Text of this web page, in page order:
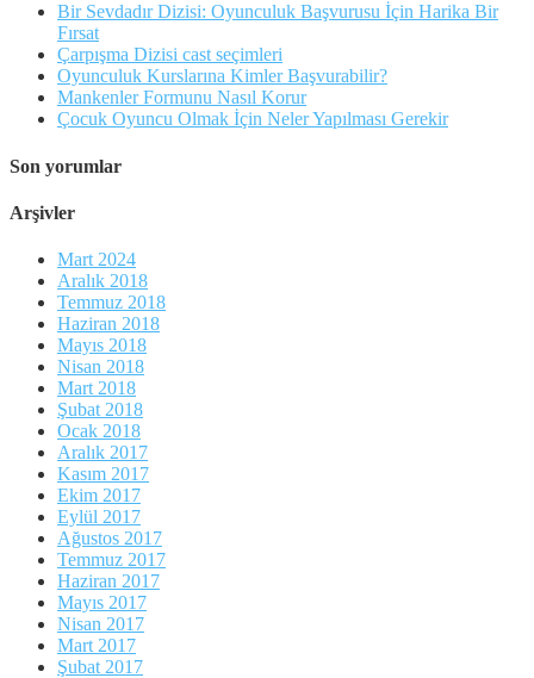
Bir Sevdadır Dizisi: Oyunculuk Başvurusu İçin Harika Bir
Fırsat
Çarpışma Dizisi cast seçimleri
Oyunculuk Kurslarına Kimler Başvurabilir?
Mankenler Formunu Nasıl Korur
Çocuk Oyuncu Olmak İçin Neler Yapılması Gerekir
Son yorumlar
Arşivler
Mart 2024
Aralık 2018
Temmuz 2018
Haziran 2018
Mayıs 2018
Nisan 2018
Mart 2018
Şubat 2018
Ocak 2018
Aralık 2017
Kasım 2017
Ekim 2017
Eylül 2017
Ağustos 2017
Temmuz 2017
Haziran 2017
Mayıs 2017
Nisan 2017
Mart 2017
Şubat 2017